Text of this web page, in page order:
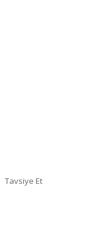
Tavsiye Et